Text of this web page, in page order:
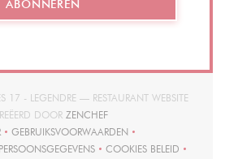
ABONNEREN
17 - LEGENDRE — RESTAURANT WEBSITE
DOOR ZENCHEF((OPENT IN EEN NIEUW
IN EEN NIEUW VENSTER))
GEBRUIKSVOORWAARDEN
((OPENT IN EEN NIEUW VENSTER))
((OPENT IN EEN NIEUW VENSTER))
COOKIES BELEID
((OPENT IN EEN